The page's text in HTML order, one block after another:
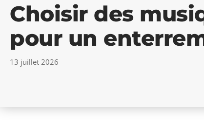
Choisir des
pour un
13 juillet 2026